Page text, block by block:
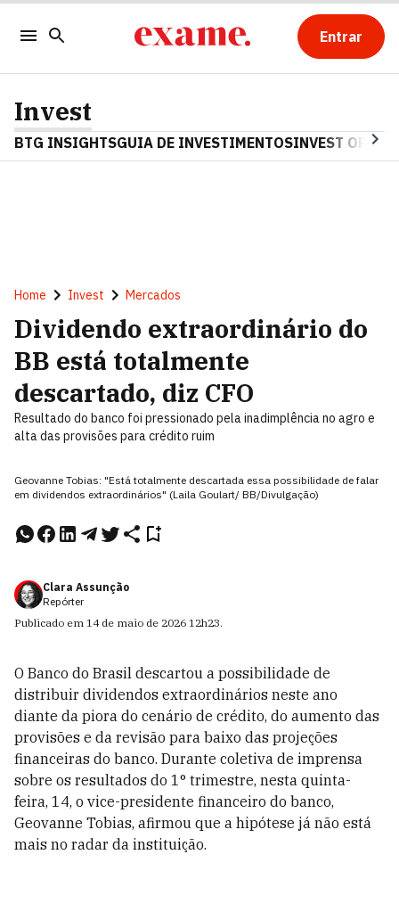
Entrar
Invest
BTG INSIGHTSGUIA DE INVESTIMENTOSINVEST OPINA
Home Invest Mercados
Dividendo extraordinário do
BB está totalmente
descartado, diz CFO
Resultado do banco foi pressionado pela inadimplência no agro e
alta das provisões para crédito ruim
Geovanne Tobias: "Está totalmente descartada essa possibilidade de falar
em dividendos extraordinários" (Laila Goulart/ BB/Divulgação)
Clara Assunção
Repórter
Publicado em 14 de maio de 2026 12h23.
O Banco do Brasil descartou a possibilidade de
distribuir dividendos extraordinários neste ano
diante da piora do cenário de crédito, do aumento das
provisões e da revisão para baixo das projeções
financeiras do banco. Durante coletiva de imprensa
sobre os resultados do 1° trimestre, nesta quinta-
feira, 14, o vice-presidente financeiro do banco,
Geovanne Tobias, afirmou que a hipótese já não está
mais no radar da instituição.